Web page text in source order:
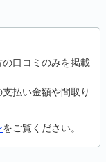
口コミのみを掲載
払い金額や間取り
をご覧ください。